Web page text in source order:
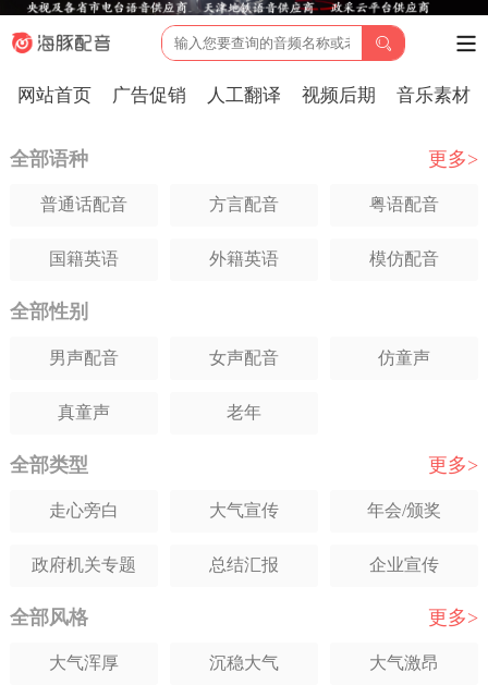
网站首页 广告促销 人工翻译 视频后期 音乐素材
全部语种 更多>
普通话配音 方言配音 粤语配音
国籍英语 外籍英语 模仿配音
日语配音
法语配音 德语配音 葡萄牙语
西班牙语 意大利语
越南语 阿拉伯语
全部性别
男声配音 女声配音 仿童声
真童声 老年
全部类型 更多>
走心旁白 大气宣传 年会/颁奖
政府机关专题 总结汇报 企业宣传
党建工作专题 学校宣传
新闻播报 城市宣传 招商宣传
全部风格 更多>
大气浑厚 沉稳大气 大气激昂